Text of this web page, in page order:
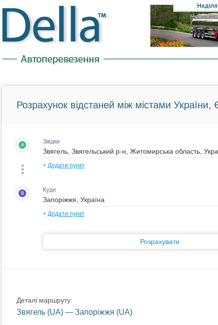
Неділя
Розрахунок відстаней між містами України,
A Звідки
+ Додати пункт
B Куди
+ Додати пункт
Розрахувати
Деталі маршруту:
Звягель (UA) — Запоріжжя (UA)